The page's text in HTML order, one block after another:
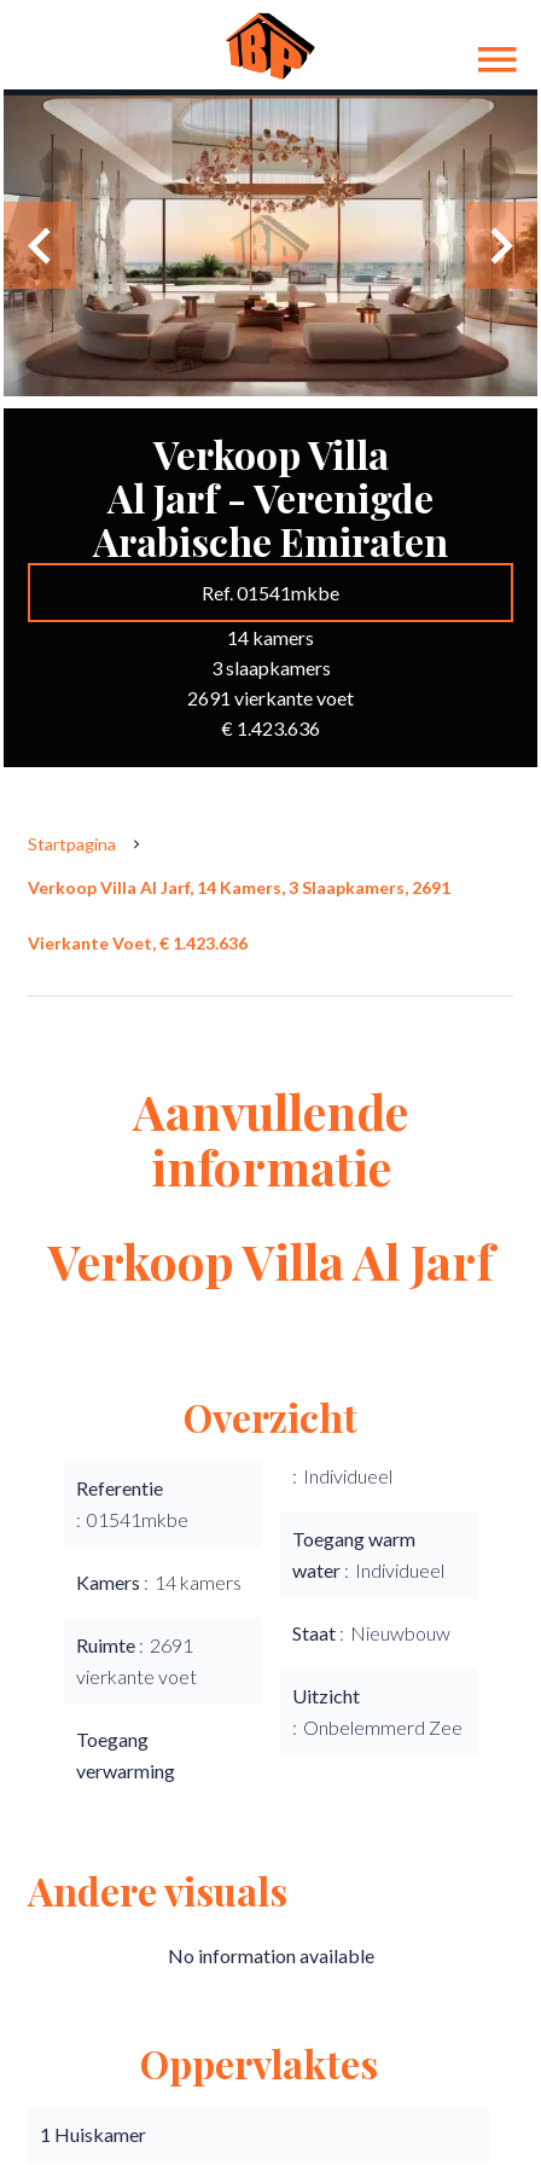
Verkoop Villa
Al Jarf - Verenigde
Arabische Emiraten
Ref. 01541mkbe
14 kamers
3 slaapkamers
2691 vierkante voet
€ 1.423.636
Startpagina
Verkoop Villa Al Jarf, 14 Kamers, 3 Slaapkamers, 2691
Vierkante Voet, € 1.423.636
Aanvullende
informatie
Verkoop Villa Al Jarf
Overzicht
Referentie
01541mkbe
Kamers 14 kamers
Ruimte
2691
vierkante voet
Toegang
verwarming
Individueel
Toegang warm
water
Individueel
Staat Nieuwbouw
Uitzicht
Onbelemmerd Zee
Andere visuals
No information available
Oppervlaktes
1 Huiskamer